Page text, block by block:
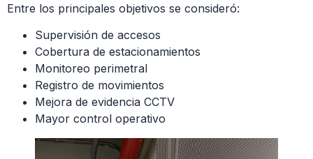
Entre los principales objetivos se consideró:
Supervisión de accesos
Cobertura de estacionamientos
Monitoreo perimetral
Registro de movimientos
Mejora de evidencia CCTV
Mayor control operativo